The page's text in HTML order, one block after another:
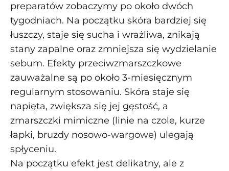
preparatów zobaczymy po około dwóch
tygodniach. Na początku skóra bardziej się
łuszczy, staje się sucha i wrażliwa, znikają
stany zapalne oraz zmniejsza się wydzielanie
sebum. Efekty przeciwzmarszczkowe
zauważalne są po około 3-miesięcznym
regularnym stosowaniu. Skóra staje się
napięta, zwiększa się jej gęstość, a
zmarszczki mimiczne (linie na czole, kurze
łapki, bruzdy nosowo-wargowe) ulegają
spłyceniu.
Na początku efekt jest delikatny, ale z